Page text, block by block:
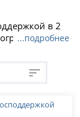
в 2
сайте
и
...подробнее